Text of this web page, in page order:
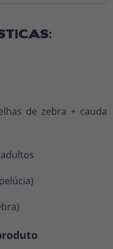
de zebra + cauda